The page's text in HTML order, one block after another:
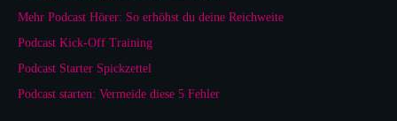
Mehr Podcast Hörer: So erhöhst du deine Reichweite
Podcast Kick-Off Training
Podcast Starter Spickzettel
Podcast starten: Vermeide diese 5 Fehler